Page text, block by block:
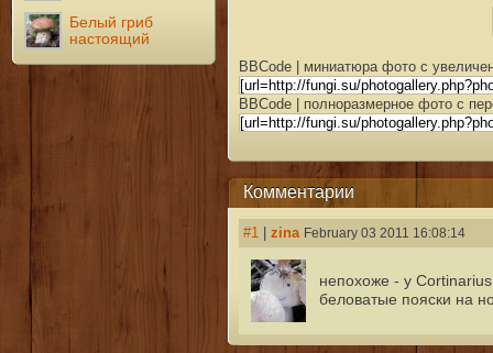
Белый гриб
настоящий
BBCode | миниатюра фото с
BBCode | полноразмерное фото с
Комментарии
#1| zina February 03 2011 16:08:14
непохоже - у
беловатые пояски на